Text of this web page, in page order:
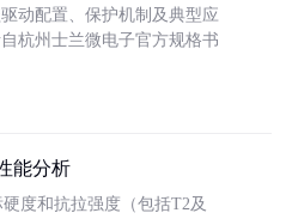
动配置、保护机制及典型应
杭州士兰微电子官方规格书
能分析
度和抗拉强度（包括T2及